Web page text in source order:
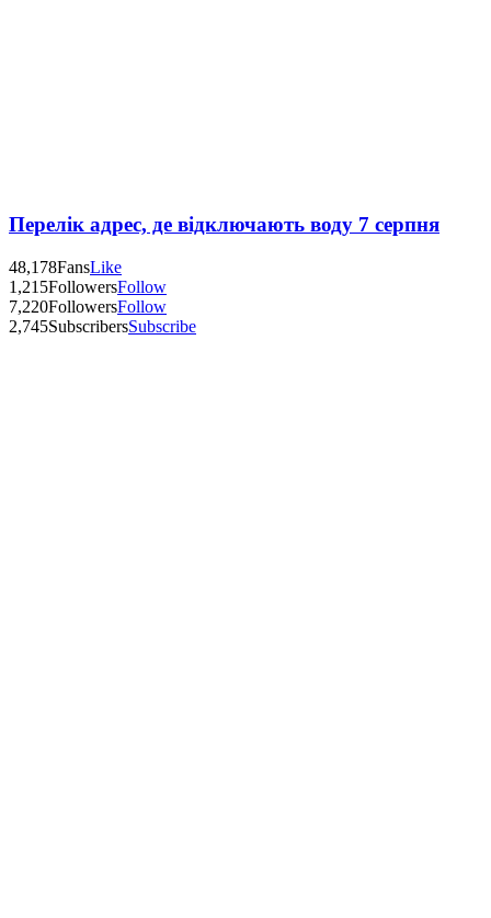
Перелік адрес, де відключають воду 7 серпня
48,178FansLike
1,215FollowersFollow
7,220FollowersFollow
2,745SubscribersSubscribe